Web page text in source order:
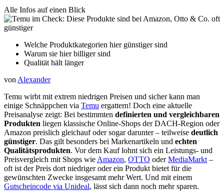
Alle Infos auf einen Blick
Welche Produktkategorien hier günstiger sind
Warum sie hier billiger sind
Qualität hält länger
von Alexander
Temu wirbt mit extrem niedrigen Preisen und sicher kann man
einige Schnäppchen via Temu ergattern! Doch eine aktuelle
Preisanalyse zeigt: Bei bestimmten definierten und vergleichbaren
Produkten liegen klassische Online-Shops der DACH-Region oder
Amazon preislich gleichauf oder sogar darunter – teilweise deutlich
günstiger. Das gilt besonders bei Markenartikeln und echten
Qualitätsprodukten. Vor dem Kauf lohnt sich ein Leistungs- und
Preisvergleich mit Shops wie Amazon, OTTO oderMediaMarkt –
oft ist der Preis dort niedriger oder ein Produkt bietet für die
gewünschten Zwecke insgesamt mehr Wert. Und mit einem
Gutscheincode via Unideal, lässt sich dann noch mehr sparen.